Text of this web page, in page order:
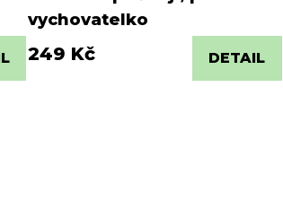
vychovatelko
249 Kč DETAIL